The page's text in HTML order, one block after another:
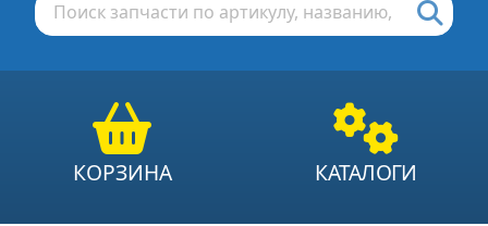
КОРЗИНА КАТАЛОГИ